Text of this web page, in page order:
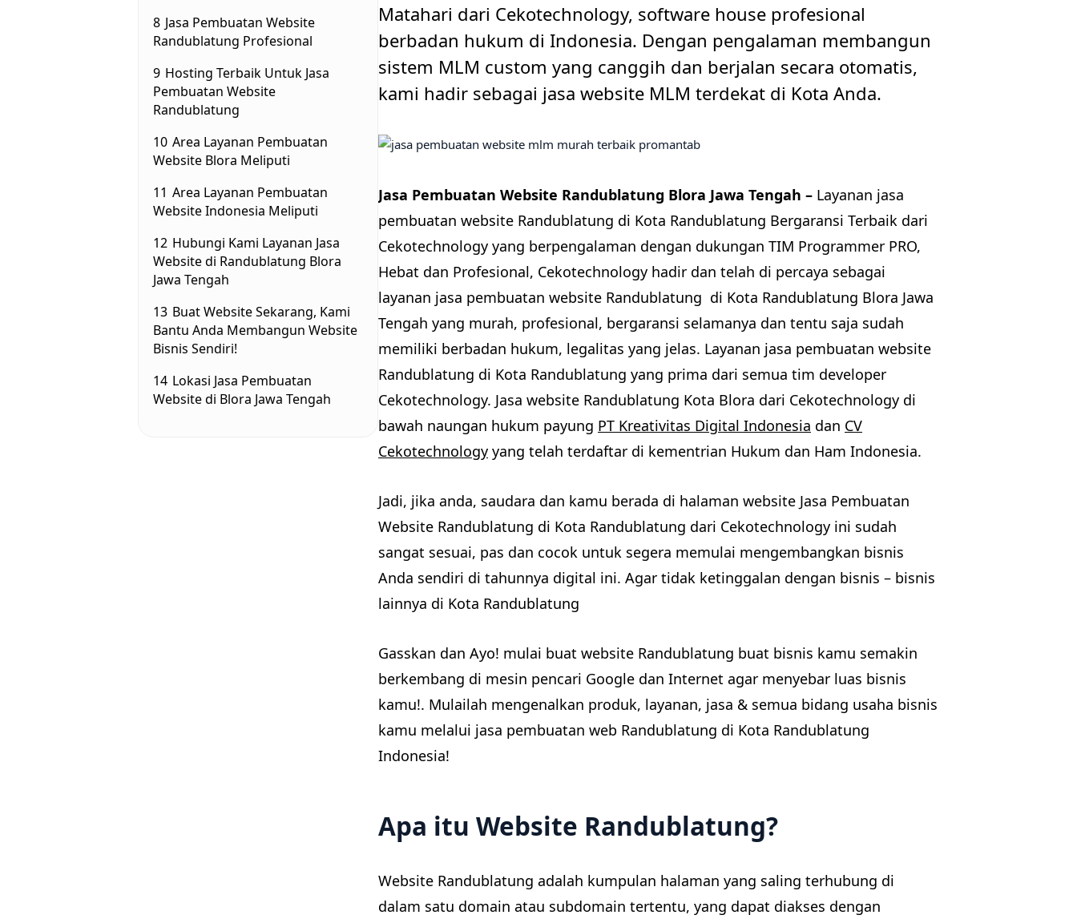
8 Jasa Pembuatan Website
Randublatung Profesional
9 Hosting Terbaik Untuk Jasa
Pembuatan Website
Randublatung
10 Area Layanan Pembuatan
Website Blora Meliputi
11 Area Layanan Pembuatan
Website Indonesia Meliputi
12 Hubungi Kami Layanan Jasa
Website di Randublatung Blora
Jawa Tengah
13 Buat Website Sekarang, Kami
Bantu Anda Membangun Website
Bisnis Sendiri!
14 Lokasi Jasa Pembuatan
Website di Blora Jawa Tengah
Matahari dari Cekotechnology, software house profesional
berbadan hukum di Indonesia. Dengan pengalaman membangun
sistem MLM custom yang canggih dan berjalan secara otomatis,
kami hadir sebagai jasa website MLM terdekat di Kota Anda.
Jasa Pembuatan Website Randublatung Blora Jawa Tengah – Layanan jasa
pembuatan website Randublatung di Kota Randublatung Bergaransi Terbaik dari
Cekotechnology yang berpengalaman dengan dukungan TIM Programmer PRO,
Hebat dan Profesional, Cekotechnology hadir dan telah di percaya sebagai
layanan jasa pembuatan website Randublatung di Kota Randublatung Blora Jawa
Tengah yang murah, profesional, bergaransi selamanya dan tentu saja sudah
memiliki berbadan hukum, legalitas yang jelas. Layanan jasa pembuatan website
Randublatung di Kota Randublatung yang prima dari semua tim developer
Cekotechnology. Jasa website Randublatung Kota Blora dari Cekotechnology di
bawah naungan hukum payung PT Kreativitas Digital Indonesia dan CV
Cekotechnology yang telah terdaftar di kementrian Hukum dan Ham Indonesia.
Jadi, jika anda, saudara dan kamu berada di halaman website Jasa Pembuatan
Website Randublatung di Kota Randublatung dari Cekotechnology ini sudah
sangat sesuai, pas dan cocok untuk segera memulai mengembangkan bisnis
Anda sendiri di tahunnya digital ini. Agar tidak ketinggalan dengan bisnis – bisnis
lainnya di Kota Randublatung
Gasskan dan Ayo! mulai buat website Randublatung buat bisnis kamu semakin
berkembang di mesin pencari Google dan Internet agar menyebar luas bisnis
kamu!. Mulailah mengenalkan produk, layanan, jasa & semua bidang usaha bisnis
kamu melalui jasa pembuatan web Randublatung di Kota Randublatung
Indonesia!
Apa itu Website Randublatung?
Website Randublatung adalah kumpulan halaman yang saling terhubung di
dalam satu domain atau subdomain tertentu, yang dapat diakses dengan